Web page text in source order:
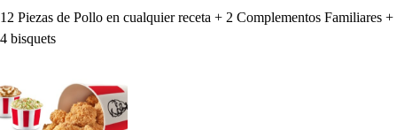
12 Piezas de Pollo en cualquier receta + 2 Complementos Familiares +
4 bisquets